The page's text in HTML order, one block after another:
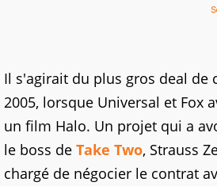
Il s'agirait du plus gros deal de
2005, lorsque Universal et Fox
un film Halo. Un projet qui a
le boss de Take Two, Strauss
chargé de négocier le contrat